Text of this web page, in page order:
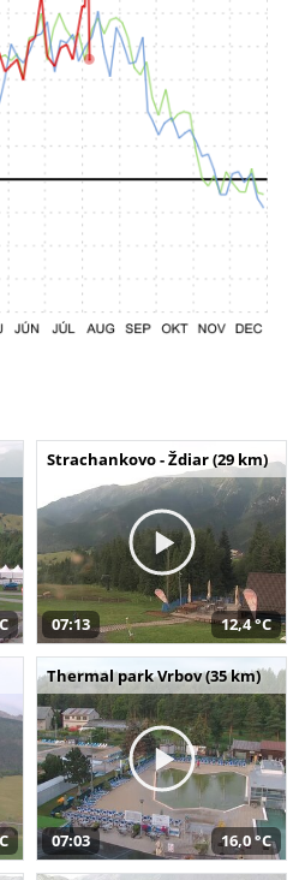
Strachankovo - Ždiar (29 km)
07:13 12,4 °C
Thermal park Vrbov (35 km)
07:03 16,0 °C